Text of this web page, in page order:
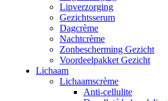
Lipverzorging
Gezichtsserum
Dagcrème
Nachtcrème
Zonbescherming Gezicht
Voordeelpakket Gezicht
Lichaam
Lichaamscrème
Anti-cellulite